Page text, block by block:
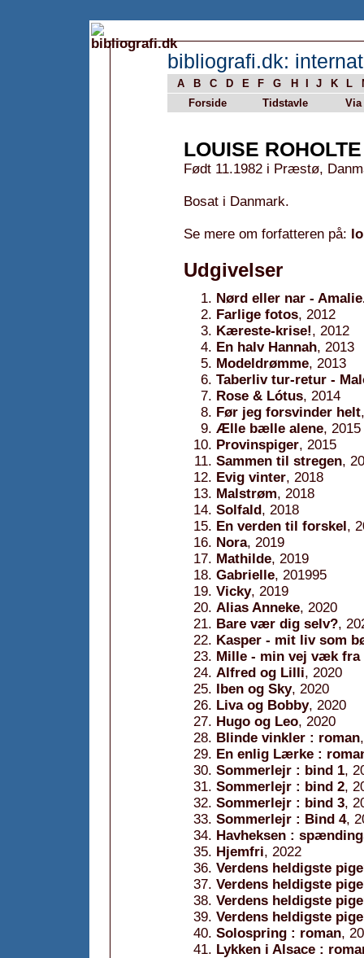
bibliografi.dk:
A B C D E F G H J K L
Forside
Tidstavle Via
LOUISE ROHOLTE
Født 11.1982 i Præstø,
Bosat i Danmark.
Se mere om forfatteren på:
Udgivelser
Nørd eller nar -
Farlige fotos, 2012
Kæreste-krise!, 2012
En halv Hannah, 2013
Modeldrømme, 2013
Taberliv tur-retur -
Rose & Lótus, 2014
Før jeg forsvinder helt
Ælle bælle alene, 2015
Provinspiger, 2015
Sammen til stregen,
Evig vinter, 2018
Malstrøm, 2018
Solfald, 2018
En verden til forskel,
Nora, 2019
Mathilde, 2019
Gabrielle, 201995
Vicky, 2019
Alias Anneke, 2020
Bare vær dig selv?,
Kasper - mit liv som
Mille - min vej væk fra
Alfred og Lilli, 2020
Iben og Sky, 2020
Liva og Bobby, 2020
Hugo og Leo, 2020
Blinde vinkler : roman
En enlig Lærke :
Sommerlejr : bind 1,
Sommerlejr : bind 2,
Sommerlejr : bind 3,
Sommerlejr : Bind 4,
Havheksen :
Hjemfri, 2022
Verdens heldigste
Verdens heldigste
Verdens heldigste
Verdens heldigste
Solospring : roman,
Lykken i Alsace :